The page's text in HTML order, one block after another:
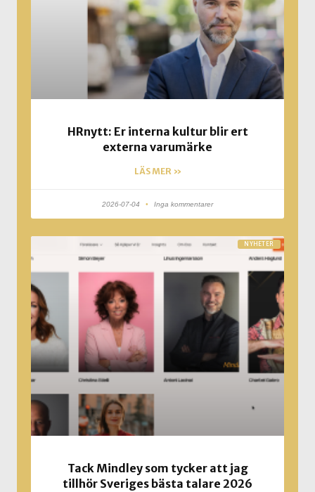
HRnytt: Er interna kultur blir ert
externa varumärke
LÄS MER »
2026-07-04 Inga kommentarer
NYHETER
Tack Mindley som tycker att jag
tillhör Sveriges bästa talare 2026